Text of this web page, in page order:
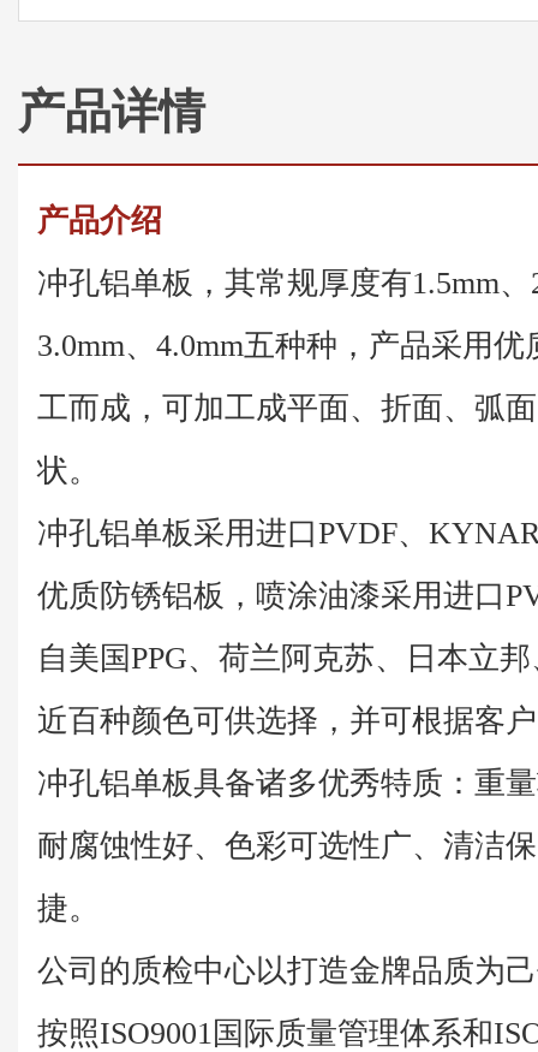
产品详情
产品介绍
冲孔铝单板，其常规厚度有1.5mm、
3.0mm、4.0mm五种种，产品采用
工而成，可加工成平面、折面、弧
状。
冲孔铝单板采用进口PVDF、
优质防锈铝板，喷涂油漆采用进口
自美国PPG、荷兰阿克苏、日本立
近百种颜色可供选择，并可根据客
冲孔铝单板具备诸多优秀特质：重
耐腐蚀性好、色彩可选性广、清洁
捷。
公司的质检中心以打造金牌品质为
按照ISO9001国际质量管理体系和